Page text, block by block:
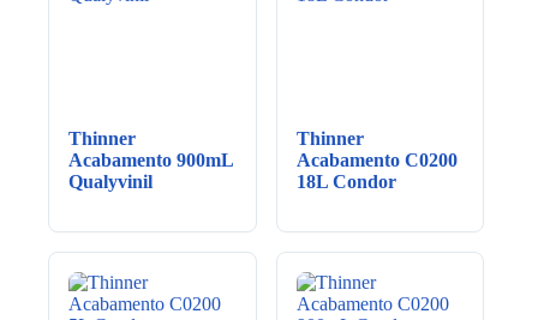
Thinner
Acabamento 900mL
Qualyvinil
Thinner
Acabamento C0200
18L Condor